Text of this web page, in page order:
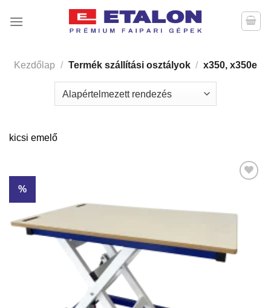
Kezdőlap / Termék szállítási osztályok / x350, x350e
kicsi emelő
%